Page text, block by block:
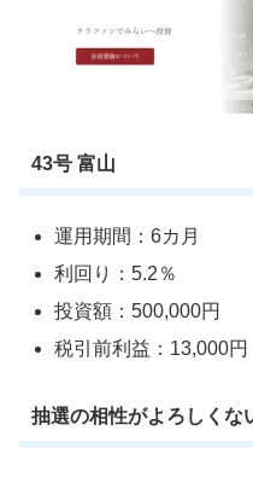
43号 富山
運用期間：6カ月
利回り：5.2％
投資額：500,000円
税引前利益：13,000円
抽選の相性がよろしく